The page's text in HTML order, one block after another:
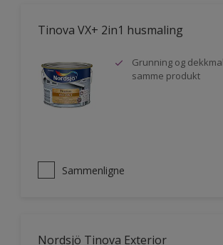
Tinova VX+ 2in1 husmaling
Grunning og
samme produkt
Sammenligne
Nordsjö Tinova Exterior